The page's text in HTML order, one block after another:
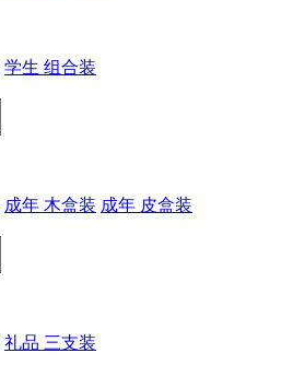
学生 组合装
成年 木盒装 成年 皮盒装
礼品 三支装